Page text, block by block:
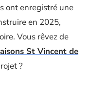
ont enregistré une
en 2025,
Vous rêvez de
St Vincent de
?